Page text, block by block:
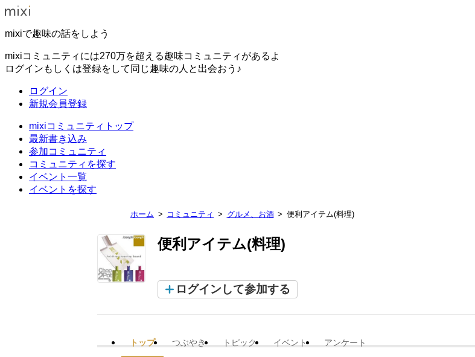
mixiで趣味の話をしよう
mixiコミュニティには270万を超える趣味コミュニティがあるよ
ログインもしくは登録をして同じ趣味の人と出会おう♪
ログイン
新規会員登録
mixiコミュニティトップ
最新書き込み
参加コミュニティ
コミュニティを探す
イベント一覧
イベントを探す
ホーム コミュニティ グルメ、お酒 便利アイテム(料理)
便利アイテム(料理)
ログインして参加する
トップ つぶやき トピック イベント アンケート